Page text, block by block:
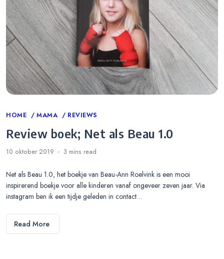
Categories
HOME MAMA REVIEWS
Review boek; Net als Beau 1.0
10 oktober 2019 3 mins read
Net als Beau 1.0, het boekje van Beau-Ann Roelvink is een mooi
inspirerend boekje voor alle kinderen vanaf ongeveer zeven jaar. Via
instagram ben ik een tijdje geleden in contact…
Read More